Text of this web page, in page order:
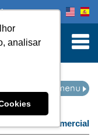
analisar
comprar
treinamento comercial